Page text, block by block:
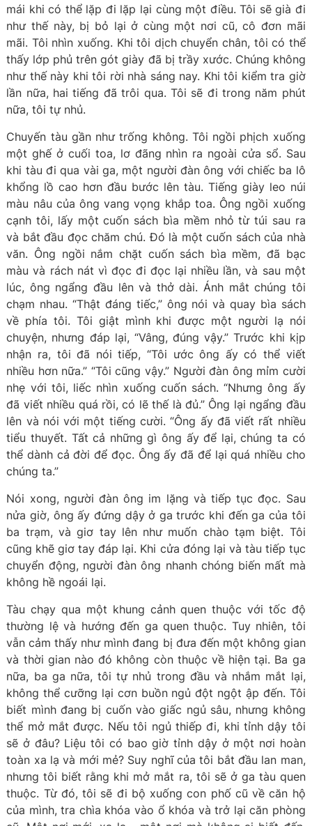
mái khi có thể lặp đi lặp lại cùng một điều. Tôi sẽ già đi
như thế này, bị bỏ lại ở cùng một nơi cũ, cô đơn mãi
mãi. Tôi nhìn xuống. Khi tôi dịch chuyển chân, tôi có thể
thấy lớp phủ trên gót giày đã bị trầy xước. Chúng không
như thế này khi tôi rời nhà sáng nay. Khi tôi kiểm tra giờ
lần nữa, hai tiếng đã trôi qua. Tôi sẽ đi trong năm phút
nữa, tôi tự nhủ.
Chuyến tàu gần như trống không. Tôi ngồi phịch xuống
một ghế ở cuối toa, lơ đãng nhìn ra ngoài cửa sổ. Sau
khi tàu đi qua vài ga, một người đàn ông với chiếc ba lô
khổng lồ cao hơn đầu bước lên tàu. Tiếng giày leo núi
màu nâu của ông vang vọng khắp toa. Ông ngồi xuống
cạnh tôi, lấy một cuốn sách bìa mềm nhỏ từ túi sau ra
và bắt đầu đọc chăm chú. Đó là một cuốn sách của nhà
văn. Ông ngồi nắm chặt cuốn sách bìa mềm, đã bạc
màu và rách nát vì đọc đi đọc lại nhiều lần, và sau một
lúc, ông ngẩng đầu lên và thở dài. Ánh mắt chúng tôi
chạm nhau. “Thật đáng tiếc,” ông nói và quay bìa sách
về phía tôi. Tôi giật mình khi được một người lạ nói
chuyện, nhưng đáp lại, “Vâng, đúng vậy.” Trước khi kịp
nhận ra, tôi đã nói tiếp, “Tôi ước ông ấy có thể viết
nhiều hơn nữa.” “Tôi cũng vậy.” Người đàn ông mỉm cười
nhẹ với tôi, liếc nhìn xuống cuốn sách. “Nhưng ông ấy
đã viết nhiều quá rồi, có lẽ thế là đủ.” Ông lại ngẩng đầu
lên và nói với một tiếng cười. “Ông ấy đã viết rất nhiều
tiểu thuyết. Tất cả những gì ông ấy để lại, chúng ta có
thể dành cả đời để đọc. Ông ấy đã để lại quá nhiều cho
chúng ta.”
Nói xong, người đàn ông im lặng và tiếp tục đọc. Sau
nửa giờ, ông ấy đứng dậy ở ga trước khi đến ga của tôi
ba trạm, và giơ tay lên như muốn chào tạm biệt. Tôi
cũng khẽ giơ tay đáp lại. Khi cửa đóng lại và tàu tiếp tục
chuyển động, người đàn ông nhanh chóng biến mất mà
không hề ngoái lại.
Tàu chạy qua một khung cảnh quen thuộc với tốc độ
thường lệ và hướng đến ga quen thuộc. Tuy nhiên, tôi
vẫn cảm thấy như mình đang bị đưa đến một không gian
và thời gian nào đó không còn thuộc về hiện tại. Ba ga
nữa, ba ga nữa, tôi tự nhủ trong đầu và nhắm mắt lại,
không thể cưỡng lại cơn buồn ngủ đột ngột ập đến. Tôi
biết mình đang bị cuốn vào giấc ngủ sâu, nhưng không
thể mở mắt được. Nếu tôi ngủ thiếp đi, khi tỉnh dậy tôi
sẽ ở đâu? Liệu tôi có bao giờ tỉnh dậy ở một nơi hoàn
toàn xa lạ và mới mẻ? Suy nghĩ của tôi bắt đầu lan man,
nhưng tôi biết rằng khi mở mắt ra, tôi sẽ ở ga tàu quen
thuộc. Từ đó, tôi sẽ đi bộ xuống con phố cũ về căn hộ
của mình, tra chìa khóa vào ổ khóa và trở lại căn phòng